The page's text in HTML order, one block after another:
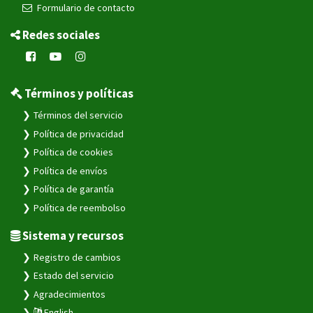
Formulario de contacto
Redes sociales
Términos y políticas
Términos del servicio
Política de privacidad
Política de cookies
Política de envíos
Política de garantía
Política de reembolso
Sistema y recursos
Registro de cambios
Estado del servicio
Agradecimientos